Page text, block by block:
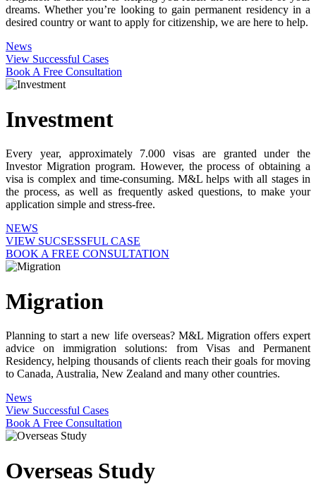
dreams. Whether you’re looking to gain permanent residency in a
desired country or want to apply for citizenship, we are here to help.
News
View Successful Cases
Book A Free Consultation
Investment
Every year, approximately 7.000 visas are granted under the
Investor Migration program. However, the process of obtaining a
visa is complex and time-consuming. M&L helps with all stages in
the process, as well as frequently asked questions, to make your
application simple and stress-free.
NEWS
VIEW SUCSESSFUL CASE
BOOK A FREE CONSULTATION
Migration
Planning to start a new life overseas? M&L Migration offers expert
advice on immigration solutions: from Visas and Permanent
Residency, helping thousands of clients reach their goals for moving
to Canada, Australia, New Zealand and many other countries.
News
View Successful Cases
Book A Free Consultation
Overseas Study